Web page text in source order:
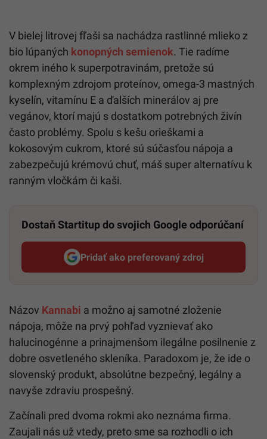
V bielej litrovej fľaši sa nachádza rastlinné mlieko z
bio lúpaných konopných semienok. Tie radíme
okrem iného k superpotravinám, pretože sú
komplexným zdrojom proteínov, omega-3 mastných
kyselín, vitamínu E a ďalších minerálov aj pre
vegánov, ktorí majú s dostatkom potrebných živín
často problémy. Spolu s kešu orieškami a
kokosovým cukrom, ktoré sú súčasťou nápoja a
zabezpečujú krémovú chuť, máš super alternatívu k
ranným vločkám či kaši.
Dostaň Startitup do svojich Google odporúčaní
Pridať ako preferovaný zdroj
Startitup, odkaz sa otvorí v
Názov Kannabi a možno aj samotné zloženie
nápoja, môže na prvý pohľad vyznievať ako
halucinogénne a prinajmenšom ilegálne posilnenie z
dobre osvetleného skleníka. Paradoxom je, že ide o
slovenský produkt, absolútne bezpečný, legálny a
navyše zdraviu prospešný.
Začínali pred dvoma rokmi ako neznáma firma.
Zaujali nás už vtedy, preto sme sa rozhodli o ich